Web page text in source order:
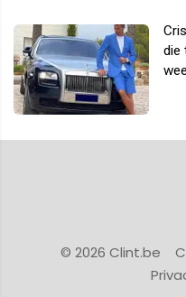
die
© 2026 Clint.be